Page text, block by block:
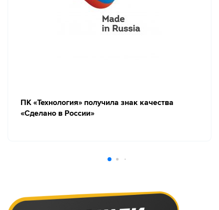
ПК «Технология» получила знак качества
«Сделано в России»